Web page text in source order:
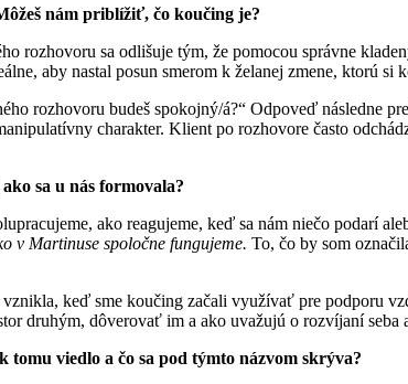
nám priblížiť, čo koučing je?
sa odlišuje tým, že pomocou správne
aby nastal posun smerom k želanej zmene, ktorú si
rozhovoru budeš spokojný/á?“ Odpoveď následne
charakter. Klient po rozhovore často
sa u nás formovala?
ako reagujeme, keď sa nám niečo podarí
v Martinuse spoločne fungujeme. To, čo by som
keď sme koučing začali využívať pre podporu
druhým, dôverovať im a ako uvažujú o rozvíjaní seba
viedlo a čo sa pod týmto názvom skrýva?